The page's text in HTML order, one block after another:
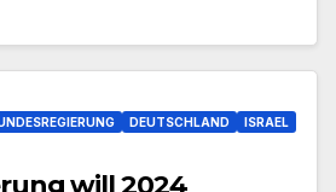
DEUTSCHLAND
ISRAEL
will 2024